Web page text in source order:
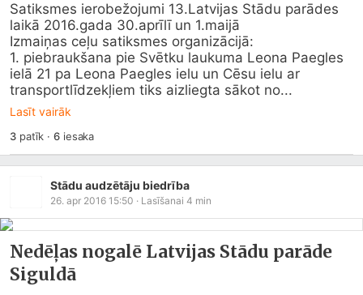
Satiksmes ierobežojumi 13.Latvijas Stādu parādes
laikā 2016.gada 30.aprīlī un 1.maijā
Izmaiņas ceļu satiksmes organizācijā:
1. piebraukšana pie Svētku laukuma Leona Paegles
ielā 21 pa Leona Paegles ielu un Cēsu ielu ar
transportlīdzekļiem tiks aizliegta sākot no...
Lasīt vairāk
3patīk ·6iesaka
Stādu audzētāju biedrība
26. apr 2016 15:50 · Lasīšanai 4 min
Nedēļas nogalē Latvijas Stādu parāde
Siguldā